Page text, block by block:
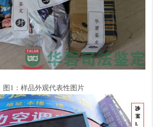
图1：样品外观代表性图片